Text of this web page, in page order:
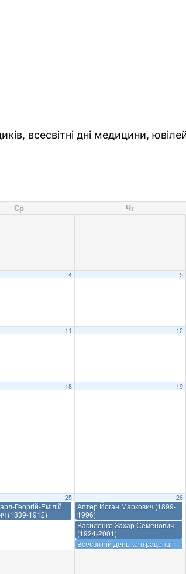
всесвітні дні медицини,
Ср Чт
4 5
11 12
18 19
25
Георгій-Емілій
(1839-1912)
26
Аптер Йоган Маркович (1899-
1996)
Василенко Захар Семенович
(1924-2001)
Всесвітній день контрацепції